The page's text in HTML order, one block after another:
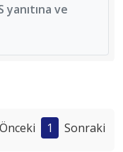
ve
Önceki 1 Sonraki